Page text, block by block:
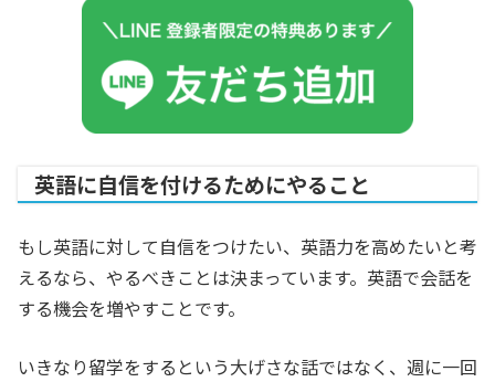
英語に自信を付けるためにやること
もし英語に対して自信をつけたい、英語力を高めたいと考
えるなら、やるべきことは決まっています。英語で会話を
する機会を増やすことです。
いきなり留学をするという大げさな話ではなく、週に一回